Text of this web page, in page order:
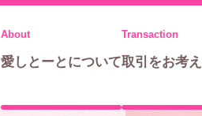
ー
愛しとーとについて取引をお考